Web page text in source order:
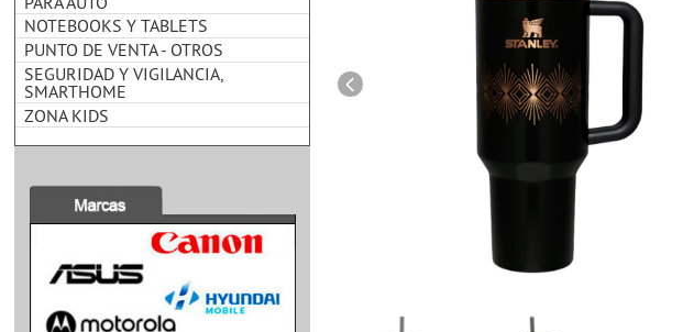
NOTEBOOKS Y TABLETS
PUNTO DE VENTA - OTROS
SEGURIDAD Y VIGILANCIA,
SMARTHOME
ZONA KIDS